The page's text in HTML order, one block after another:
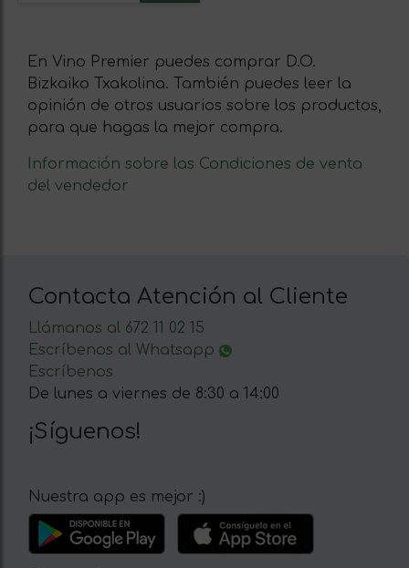
En Vino Premier puedes comprar D.O.
Bizkaiko Txakolina. También puedes leer la
opinión de otros usuarios sobre los productos,
para que hagas la mejor compra.
Información sobre las Condiciones de venta
del vendedor
Contacta Atención al Cliente
Llámanos al 672 11 02 15
Escríbenos al Whatsapp
Escríbenos
De lunes a viernes de 8:30 a 14:00
¡Síguenos!
Nuestra app es mejor :)